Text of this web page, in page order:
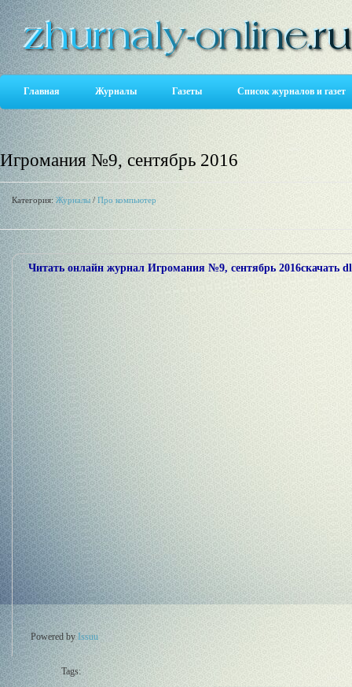
Главная Журналы Газеты Список журналов и газет
Игромания №9, сентябрь 2016
Категория:Журналы/Про компьютер
Читать онлайн журнал Игромания №9, сентябрь 2016скачать
Powered byIssuu
Tags: